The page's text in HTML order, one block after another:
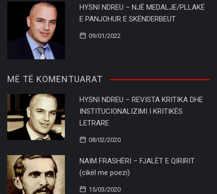
HYSNI NDREU – NJË MEDALJE/PLLAKË
E PANJOHUR E SKËNDERBEUT
09/01/2022
MË TË KOMENTUARAT
HYSNI NDREU – REVISTA KRITIKA DHE
INSTITUCIONALIZIMI I KRITIKËS
LETRARE
08/02/2020
NAIM FRASHËRI – FJALËT E QIRIRIT
(cikël me poezi)
15/03/2020